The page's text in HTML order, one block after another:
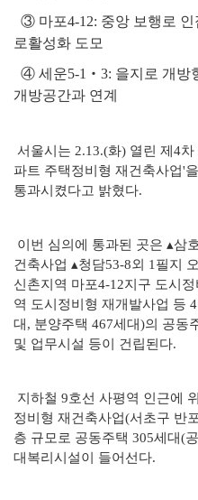
③ 마포4-12: 중앙 보행로
로활성화 도모
④ 세운5-1‧3: 을지로 개방
개방공간과 연계
서울시는 2.13.(화) 열린 제4
파트 주택정비형 재건축사업'
통과시켰다고 밝혔다.
이번 심의에 통과된 곳은 ▴삼
건축사업 ▴청담53-8외 1필지
신촌지역 마포4-12지구 도시
역 도시정비형 재개발사업 등
대, 분양주택 467세대)의 공동
및 업무시설 등이 건립된다.
지하철 9호선 사평역 인근에
정비형 재건축사업(서초구 반
층 규모로 공동주택 305세대(
대복리시설이 들어선다.